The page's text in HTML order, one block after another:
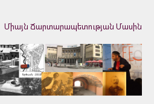
Միայն Ճարտարապետության Մասին